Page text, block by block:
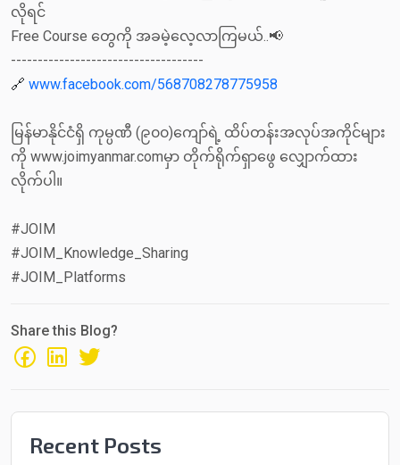
လိုရင်
Free Course တွေကို အခမဲ့လေ့လာကြမယ်..📢
------------------------------------
🔗 www.facebook.com/568708278775958
မြန်မာနိုင်ငံရှိ ကုမ္ပဏီ (၉၀၀)ကျော်ရဲ့ ထိပ်တန်းအလုပ်အကိုင်များ
ကို www.joimyanmar.comမှာ တိုက်ရိုက်ရှာဖွေ လျှောက်ထား
လိုက်ပါ။
#JOIM
#JOIM_Knowledge_Sharing
#JOIM_Platforms
Share this Blog?
Recent Posts